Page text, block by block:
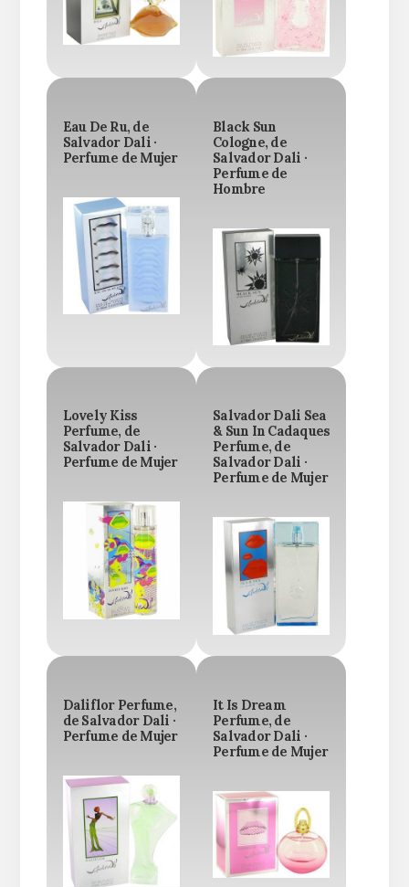
Eau De Ru, de
Salvador Dali ·
Perfume de Mujer
Black Sun
Cologne, de
Salvador Dali ·
Perfume de
Hombre
Lovely Kiss
Perfume, de
Salvador Dali ·
Perfume de Mujer
Salvador Dali Sea
& Sun In Cadaques
Perfume, de
Salvador Dali ·
Perfume de Mujer
Daliflor Perfume,
de Salvador Dali ·
Perfume de Mujer
It Is Dream
Perfume, de
Salvador Dali ·
Perfume de Mujer